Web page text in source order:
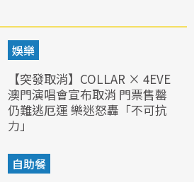
娛樂
【突發取消】COLLAR × 4EVE
澳門演唱會宣布取消 門票售罄
仍難逃厄運 樂迷怒轟「不可抗
力」
自助餐